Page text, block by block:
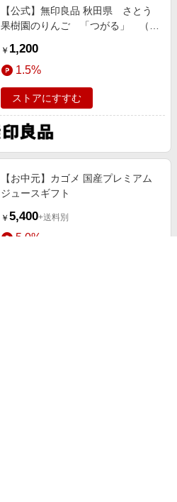
【公式】無印良品 秋田県 さとう
果樹園のりんご 「つがる」 （調
￥ 1,200
1.5%
ストアにすすむ
【お中元】カゴメ 国産プレミアム
ジュースギフト
￥ 5,400+送料別
5.0%